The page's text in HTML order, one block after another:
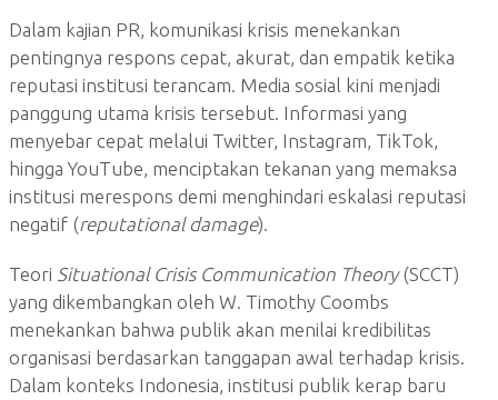
Dalam kajian PR, komunikasi krisis menekankan
pentingnya respons cepat, akurat, dan empatik ketika
reputasi institusi terancam. Media sosial kini menjadi
panggung utama krisis tersebut. Informasi yang
menyebar cepat melalui Twitter, Instagram, TikTok,
hingga YouTube, menciptakan tekanan yang memaksa
institusi merespons demi menghindari eskalasi reputasi
negatif (reputational damage).
Teori Situational Crisis Communication Theory(SCCT)
yang dikembangkan oleh W. Timothy Coombs
menekankan bahwa publik akan menilai kredibilitas
organisasi berdasarkan tanggapan awal terhadap krisis.
Dalam konteks Indonesia, institusi publik kerap baru